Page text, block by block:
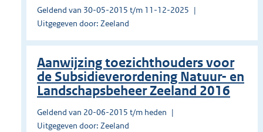
Geldend van 30-05-2015 t/m 11-12-2025
Uitgegeven door: Zeeland
Aanwijzing toezichthouders voor
de Subsidieverordening Natuur- en
Landschapsbeheer Zeeland 2016
Geldend van 20-06-2015 t/m heden
Uitgegeven door: Zeeland